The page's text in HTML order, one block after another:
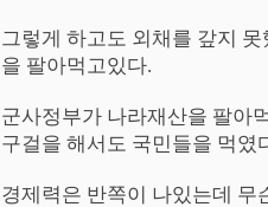
그렇게 하고도 외채를 갚지
을 팔아먹고있다.
군사정부가 나라재산을 팔아
구걸을 해서도 국민들을 먹였
경제력은 반쪽이 나있는데 무